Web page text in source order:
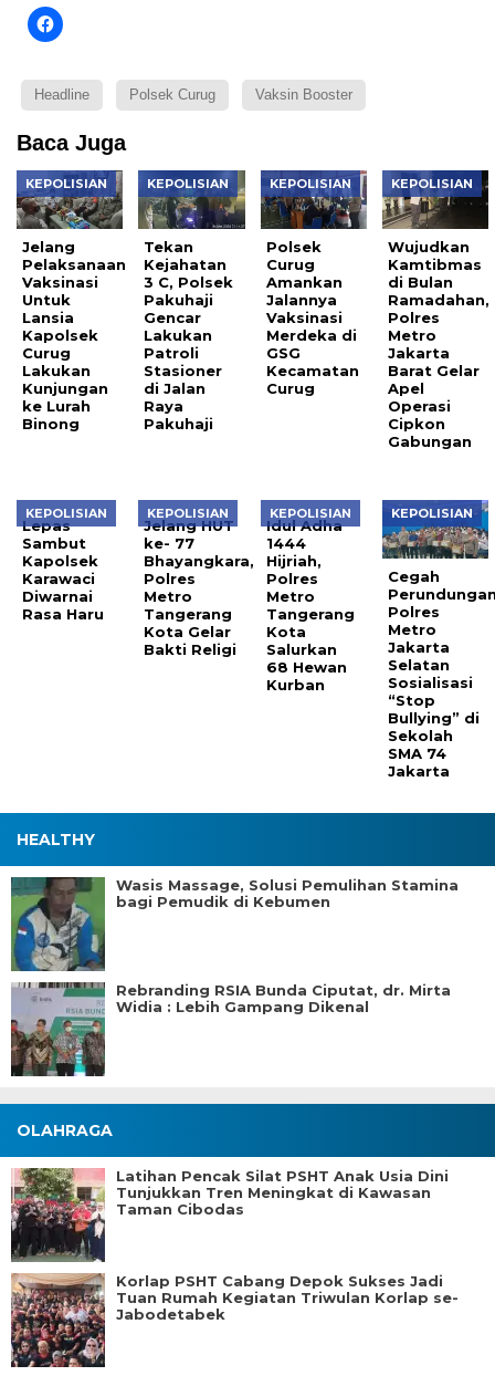
Headline Polsek Curug Vaksin Booster
Baca Juga
KEPOLISIAN
Jelang
Pelaksanaan
Vaksinasi
Untuk
Lansia
Kapolsek
Curug
Lakukan
Kunjungan
ke Lurah
Binong
KEPOLISIAN
Tekan
Kejahatan
3 C, Polsek
Pakuhaji
Gencar
Lakukan
Patroli
Stasioner
di Jalan
Raya
Pakuhaji
KEPOLISIAN
Polsek
Curug
Amankan
Jalannya
Vaksinasi
Merdeka di
GSG
Kecamatan
Curug
KEPOLISIAN
Wujudkan
Kamtibmas
di Bulan
Ramadahan,
Polres
Metro
Jakarta
Barat Gelar
Apel
Operasi
Cipkon
Gabungan
KEPOLISIAN
Lepas
Sambut
Kapolsek
Karawaci
Diwarnai
Rasa Haru
KEPOLISIAN
Jelang HUT
ke- 77
Bhayangkara,
Polres
Metro
Tangerang
Kota Gelar
Bakti Religi
KEPOLISIAN
Idul Adha
1444
Hijriah,
Polres
Metro
Tangerang
Kota
Salurkan
68 Hewan
Kurban
KEPOLISIAN
Cegah
Polres
Metro
Jakarta
Selatan
Sosialisasi
“Stop
Bullying” di
Sekolah
SMA 74
Jakarta
HEALTHY
Wasis Massage, Solusi Pemulihan Stamina
bagi Pemudik di Kebumen
Rebranding RSIA Bunda Ciputat, dr. Mirta
Widia : Lebih Gampang Dikenal
OLAHRAGA
Latihan Pencak Silat PSHT Anak Usia Dini
Tunjukkan Tren Meningkat di Kawasan
Taman Cibodas
Korlap PSHT Cabang Depok Sukses Jadi
Tuan Rumah Kegiatan Triwulan Korlap se-
Jabodetabek